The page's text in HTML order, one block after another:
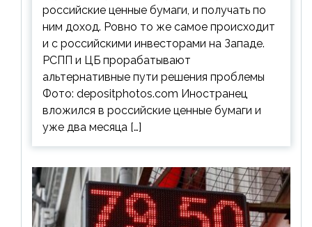
российские ценные бумаги, и получать по
ним доход. Ровно то же самое происходит
и с российскими инвесторами на Западе.
РСПП и ЦБ прорабатывают
альтернативные пути решения проблемы
Фото: depositphotos.com Иностранец
вложился в российские ценные бумаги и
уже два месяца […]